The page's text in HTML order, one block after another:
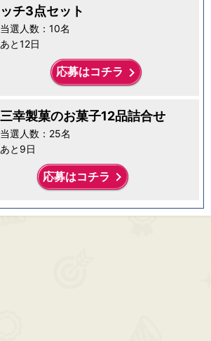
ッチ3点セット
当選人数：10名
あと12日
応募はコチラ keyboard_arrow_right
三幸製菓のお菓子12品詰合せ
当選人数：25名
あと9日
応募はコチラ keyboard_arrow_right